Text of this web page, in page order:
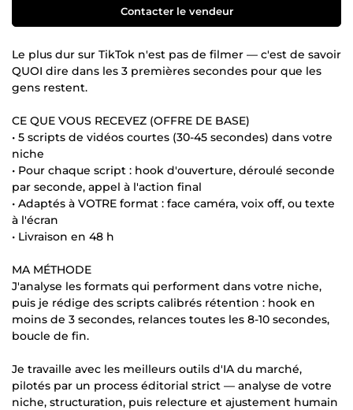
Contacter le vendeur
Le plus dur sur TikTok n'est pas de filmer — c'est de savoir
QUOI dire dans les 3 premières secondes pour que les
gens restent.
CE QUE VOUS RECEVEZ (OFFRE DE BASE)
• 5 scripts de vidéos courtes (30-45 secondes) dans votre
niche
• Pour chaque script : hook d'ouverture, déroulé seconde
par seconde, appel à l'action final
• Adaptés à VOTRE format : face caméra, voix off, ou texte
à l'écran
• Livraison en 48 h
MA MÉTHODE
J'analyse les formats qui performent dans votre niche,
puis je rédige des scripts calibrés rétention : hook en
moins de 3 secondes, relances toutes les 8-10 secondes,
boucle de fin.
Je travaille avec les meilleurs outils d'IA du marché,
pilotés par un process éditorial strict — analyse de votre
niche, structuration, puis relecture et ajustement humain